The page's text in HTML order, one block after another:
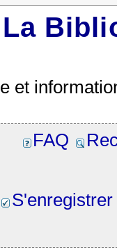
La
et
FAQ
S'enregistrer